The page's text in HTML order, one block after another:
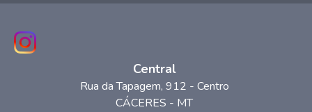
Central
Rua da Tapagem, 912 - Centro
CÁCERES - MT